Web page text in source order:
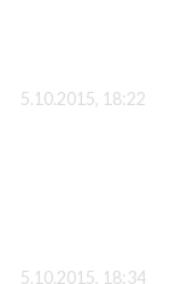
5.10.2015, 18:22
5.10.2015, 18:34